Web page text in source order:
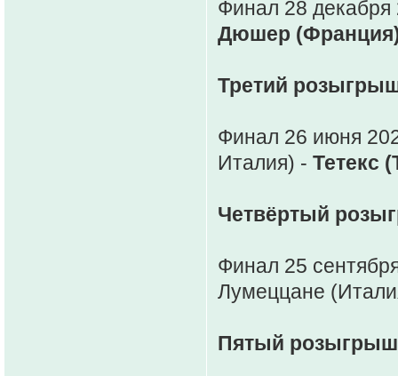
Финал 28
Дюшер
Третий
Финал 26 июня
Италия) - Тетекс
Четвёртый
Финал 25
Лумеццане
Пятый розыгрыш